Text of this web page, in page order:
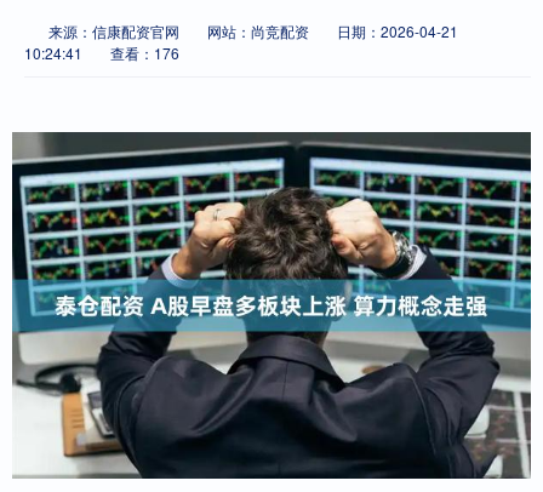
来源：信康配资官网 网站：尚竞配资
日期：2026-04-21
10:24:41
查看：176